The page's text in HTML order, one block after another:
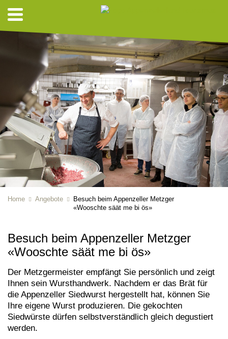
Home Angebote
Besuch beim Appenzeller Metzger
«Wooschte säät me bi ös»
Besuch beim Appenzeller Metzger
«Wooschte säät me bi ös»
Der Metzgermeister empfängt Sie persönlich und zeigt
Ihnen sein Wursthandwerk. Nachdem er das Brät für
die Appenzeller Siedwurst hergestellt hat, können Sie
Ihre eigene Wurst produzieren. Die gekochten
Siedwürste dürfen selbstverständlich gleich degustiert
werden.